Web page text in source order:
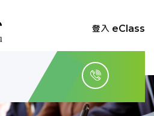
登入 eClass